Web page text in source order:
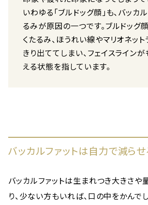
いわゆる「ブルドッグ顔」も、バッカ
るみが原因の一つです。ブルドッグ
くたるみ、ほうれい線やマリオネッ
きり出ててしまい、フェイスライン
える状態を指しています。
バッカルファットは自力で減らせ
バッカルファットは生まれつき大きさ
り、少ない方もいれば、口の中をかんで